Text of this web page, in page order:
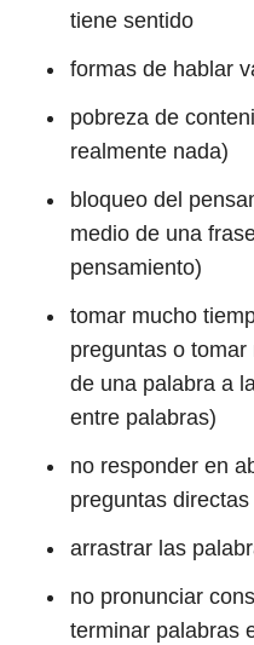
tiene sentido
formas de hablar
pobreza de
realmente nada)
bloqueo del
medio de una
pensamiento)
tomar mucho
preguntas o
de una palabra a
entre palabras)
no responder en
preguntas directas
arrastrar las
no pronunciar
terminar palabras